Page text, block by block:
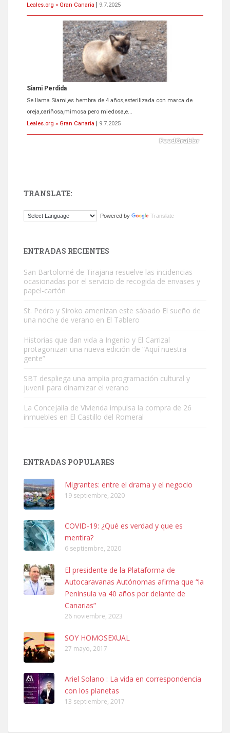
Leales.org » Gran Canaria
9.7.2025
Siami Perdida
Se llama Siami,es hembra de 4 años,esterilizada con marca de
oreja,cariñosa,mimosa pero miedosa,e...
Leales.org » Gran Canaria
9.7.2025
El ayuntamiento se va a llevar a Los Gatos callejeros de la zona los
Este gato macho ha aparecido en la calle hace menos de un mes,
es muy manso y extremadamente cari...
Leales.org » Gran Canaria
Leales.org » Gran Canaria
SHIBA PERDIDO AVDA JOSE MESA Y LOPEZ
PERRO MACHO RAZA SHIBA CON MICROCHIP PERDIDO HOY
06/07/2025 ZONA MESA Y LOPEZ. ES MUY ASUSTADIZO
Leales.org » Gran Canaria
6.7.2025
Ninfa perdida
El día 5 se los perdió una ninfa papillera, asustada tiene miedo a la
calle, se perdió por la zon...
TRANSLATE:
Powered by Translate
ENTRADAS RECIENTES
San Bartolomé de Tirajana resuelve las incidencias
ocasionadas por el servicio de recogida de envases y
papel-cartón
St. Pedro y Siroko amenizan este sábado El sueño de
una noche de verano en El Tablero
Historias que dan vida a Ingenio y El Carrizal
protagonizan una nueva edición de “Aquí nuestra
gente”
SBT despliega una amplia programación cultural y
juvenil para dinamizar el verano
La Concejalía de Vivienda impulsa la compra de 26
inmuebles en El Castillo del Romeral
ENTRADAS POPULARES
Migrantes: entre el drama y el negocio
19 septiembre, 2020
COVID-19: ¿Qué es verdad y que es
mentira?
6 septiembre, 2020
El presidente de la Plataforma de
Autocaravanas Autónomas afirma que “la
Península va 40 años por delante de
Canarias”
26 noviembre, 2023
SOY HOMOSEXUAL
27 mayo, 2017
Ariel Solano : La vida en correspondencia
con los planetas
13 septiembre, 2017